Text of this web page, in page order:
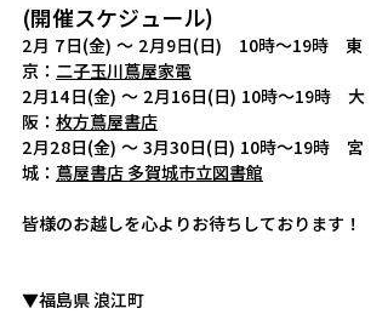
(開催スケジュール)
2月 7日(金) ～ 2月9日(日)　10時～19時　東
京： 二子玉川蔦屋家電
2月14日(金) ～ 2月16日(日) 10時～19時　大
阪： 枚方蔦屋書店
2月28日(金) ～ 3月30日(日) 10時～19時　宮
城： 蔦屋書店 多賀城市立図書館
皆様のお越しを心よりお待ちしております！
▼福島県 浪江町